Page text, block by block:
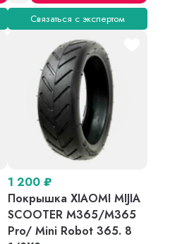
Связаться с экспертом
1 200 ₽
Покрышка XIAOMI MIJIA
SCOOTER M365/M365
Pro/ Mini Robot 365. 8